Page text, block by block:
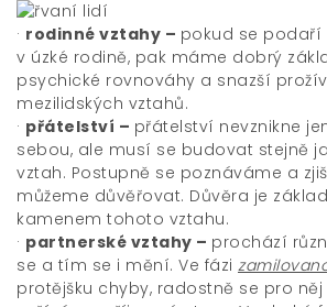
· rodinné vztahy – pokud se
v úzké rodině, pak máme dobrý
psychické rovnováhy a snazší
mezilidských vztahů.
· přátelství – přátelství nevznikne
sebou, ale musí se budovat stejně
vztah. Postupně se poznáváme a
můžeme důvěřovat. Důvěra je
kamenem tohoto vztahu.
· partnerské vztahy – prochází
se a tím se i mění. Ve fázi
protějšku chyby, radostně se pro